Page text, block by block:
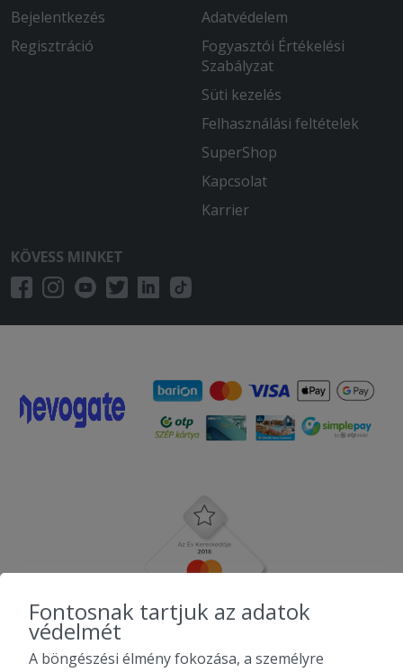
Bejelentkezés
Regisztráció
Adatvédelem
Fogyasztói Értékelési
Szabályzat
Süti kezelés
Felhasználási feltételek
SuperShop
Kapcsolat
Karrier
KÖVESS MINKET
Fontosnak tartjuk az adatok
védelmét
A böngészési élmény fokozása, a személyre